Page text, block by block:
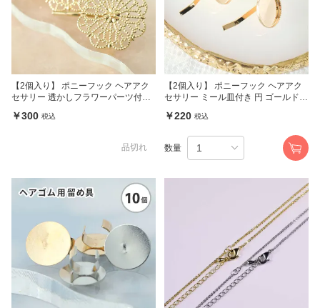
【2個入り】 ポニーフック ヘアアク
セサリー 透かしフラワーパーツ付き
￥300 税込
品切れ
【2個入り】 ポニーフック ヘアアク
セサリー ミール皿付き 円 ゴールド 1
￥220 税込
数量